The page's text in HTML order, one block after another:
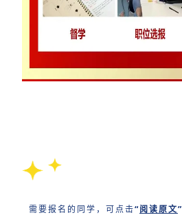
需要报名的同学，可点击“阅读原文”